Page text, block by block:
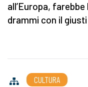
all’Europa,
drammi con il
CULTURA